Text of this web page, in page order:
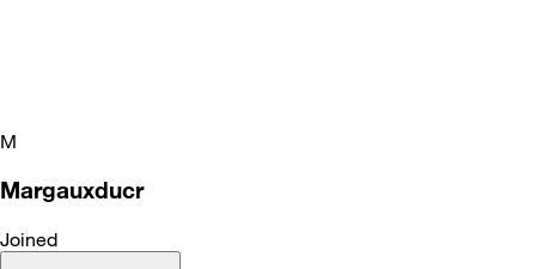
M
Margauxducr
Joined